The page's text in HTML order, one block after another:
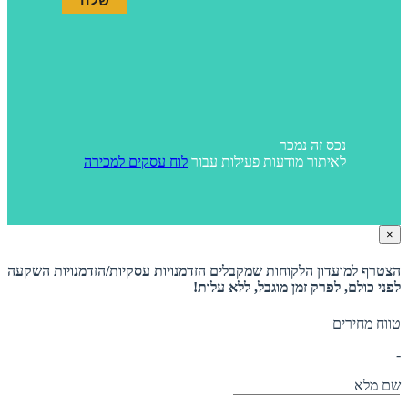
נכס זה נמכר
לאיתור מודעות פעילות עבור לוח עסקים למכירה
×
הצטרף למועדון הלקוחות שמקבלים הזדמנויות עסקיות/הזדמנויות השקעה
לפני כולם, לפרק זמן מוגבל, ללא עלות!
טווח מחירים
-
שם מלא